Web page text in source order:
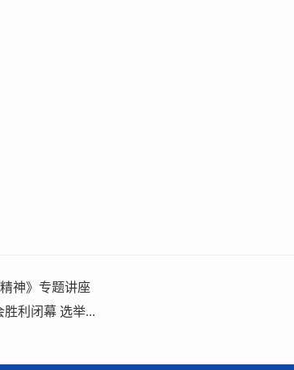
神》专题讲座
利闭幕 选举...